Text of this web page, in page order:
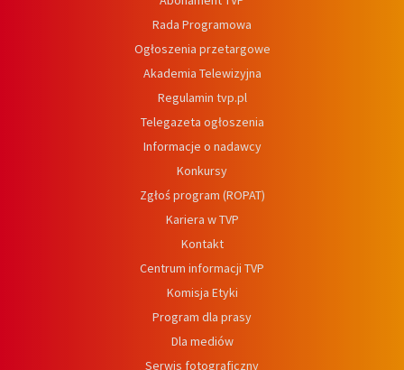
Rada Programowa
Ogłoszenia przetargowe
Akademia Telewizyjna
Regulamin tvp.pl
Telegazeta ogłoszenia
Informacje o nadawcy
Konkursy
Zgłoś program (ROPAT)
Kariera w TVP
Kontakt
Centrum informacji TVP
Komisja Etyki
Program dla prasy
Dla mediów
Serwis fotograficzny